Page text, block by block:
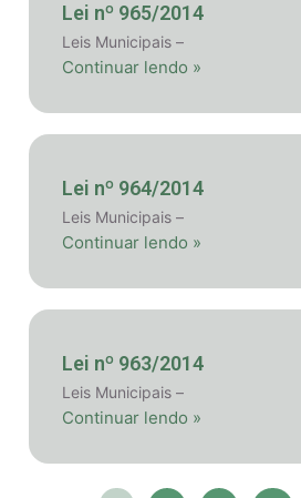
Lei nº 965/2014
Leis Municipais –
Continuar lendo »
Lei nº 964/2014
Leis Municipais –
Continuar lendo »
Lei nº 963/2014
Leis Municipais –
Continuar lendo »